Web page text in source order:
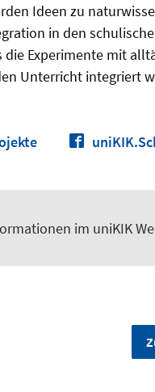
Ideen zu
in den
die Experimente mit
Unterricht integriert
im uniKIK